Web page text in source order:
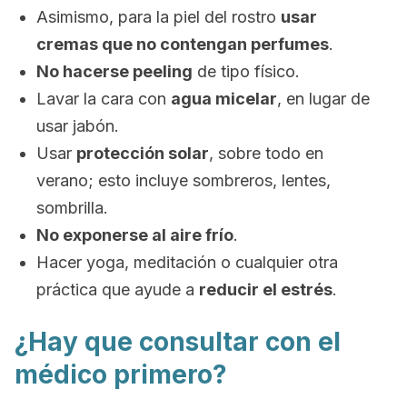
Asimismo, para la piel del rostro usar
cremas que no contengan perfumes.
No hacerse peeling de tipo físico.
Lavar la cara con agua micelar, en lugar de
usar jabón.
Usar protección solar, sobre todo en
verano; esto incluye sombreros, lentes,
sombrilla.
No exponerse al aire frío.
Hacer yoga, meditación o cualquier otra
práctica que ayude a reducir el estrés.
¿Hay que consultar con el
médico primero?